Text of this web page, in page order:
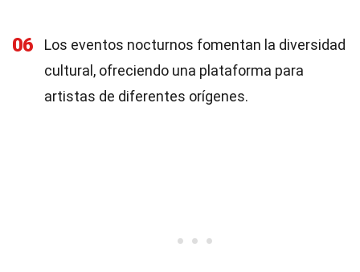
06
Los eventos nocturnos fomentan la diversidad
cultural, ofreciendo una plataforma para
artistas de diferentes orígenes.